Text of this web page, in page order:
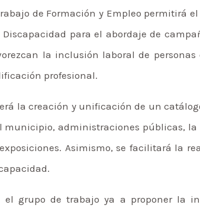
de Formación y Empleo permitirá
Discapacidad para el abordaje de
la inclusión laboral de
profesional.
la creación y unificación de un
municipio, administraciones públicas,
Asimismo, se facilitará la
el grupo de trabajo ya a proponer la